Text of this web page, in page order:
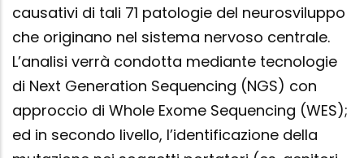
causativi di tali 71 patologie del neurosviluppo
che originano nel sistema nervoso centrale.
L’analisi verrà condotta mediante tecnologie
di Next Generation Sequencing (NGS) con
approccio di Whole Exome Sequencing (WES);
ed in secondo livello, l’identificazione della